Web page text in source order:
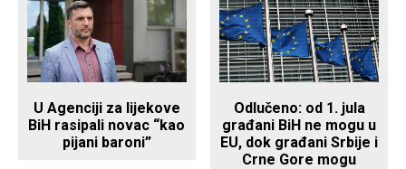
U Agenciji za lijekove
BiH rasipali novac “kao
pijani baroni”
Odlučeno: od 1. jula
građani BiH ne mogu u
EU, dok građani Srbije i
Crne Gore mogu